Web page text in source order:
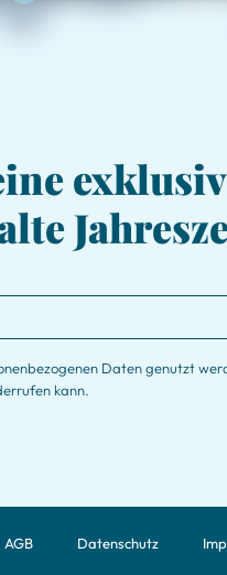
Daten genutzt
kann.
AGB Datenschutz